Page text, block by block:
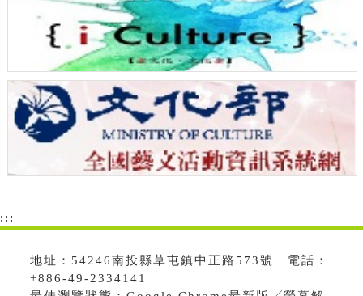
:::
地址：54246南投縣草屯鎮中正路573號 | 電話：
+886-49-2334141